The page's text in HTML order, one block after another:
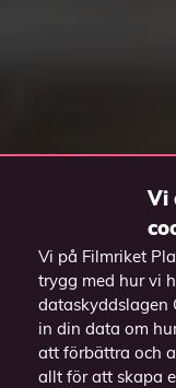
Vi
Vi på Filmriket
trygg med hur vi
dataskyddslagen
in din data om
att förbättra och
allt för att skapa